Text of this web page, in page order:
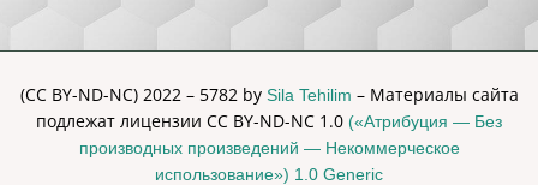
(CC BY-ND-NC) 2022 – 5782 by Sila Tehilim – Материалы сайта
подлежат лицензии CC BY-ND-NC 1.0 («Атрибуция — Без
производных произведений — Некоммерческое
использование») 1.0 Generic